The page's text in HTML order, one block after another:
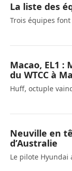
La liste des
Trois équipes
Macao, EL1
du WTCC à
Huff, octuple
Neuville en
d’Australie
Le pilote